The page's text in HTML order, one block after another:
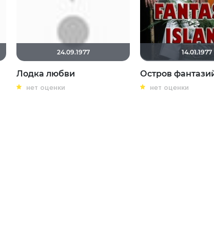
24.09.1977
Лодка любви
нет оценки
14.01.1977
Остров
нет оценки